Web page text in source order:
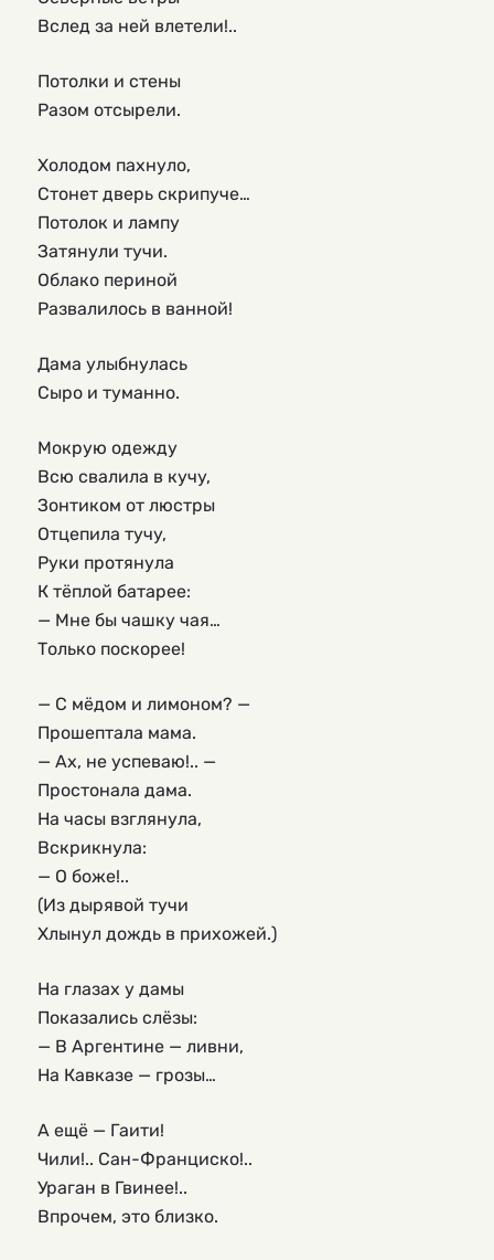
Вслед за ней влетели!..
Потолки и стены
Разом отсырели.
Холодом пахнуло,
Стонет дверь скрипуче…
Потолок и лампу
Затянули тучи.
Облако периной
Развалилось в ванной!
Дама улыбнулась
Сыро и туманно.
Мокрую одежду
Всю свалила в кучу,
Зонтиком от люстры
Отцепила тучу,
Руки протянула
К тёплой батарее:
— Мне бы чашку чая…
Только поскорее!
— С мёдом и лимоном? —
Прошептала мама.
— Ах, не успеваю!.. —
Простонала дама.
На часы взглянула,
Вскрикнула:
— О боже!..
(Из дырявой тучи
Хлынул дождь в прихожей.)
На глазах у дамы
Показались слёзы:
— В Аргентине — ливни,
На Кавказе — грозы…
А ещё — Гаити!
Чили!.. Сан-Франциско!..
Ураган в Гвинее!..
Впрочем, это близко.